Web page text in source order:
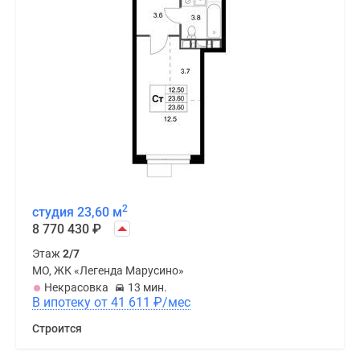
студия 23,60 м2
8 770 430 ₽
Этаж2/7
МО, ЖК «Легенда Марусино»
Некрасовка
13 мин.
В ипотеку от 41 611 ₽/мес
Строится